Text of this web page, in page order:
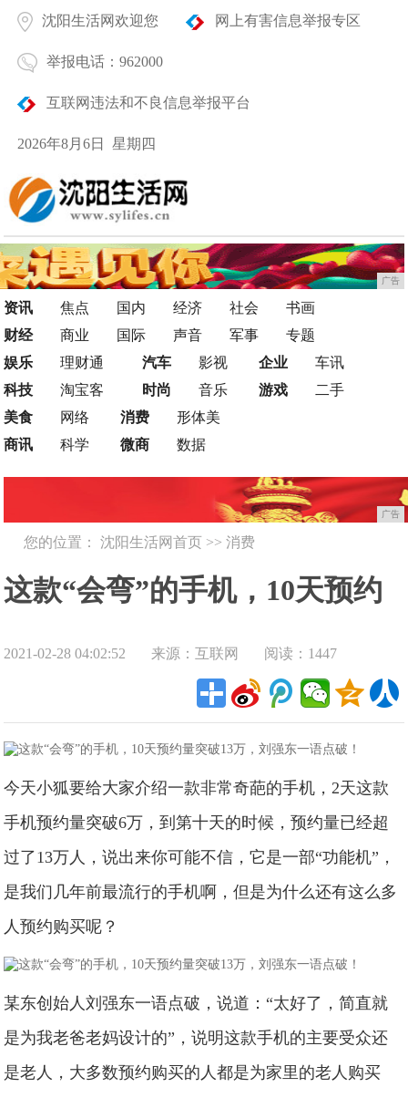
沈阳生活网欢迎您 网上有害信息举报专区
举报电话：962000
互联网违法和不良信息举报平台
2026年8月6日 星期四
广告
资讯 焦点 国内 经济 社会
书画
财经
商业 国际 声音 军事
专题
娱乐
理财通
科技
淘宝客
汽车
影视
时尚
音乐
企业
车讯
游戏
二手
美食
网络
商讯
科学
消费
形体美
微商
数据
广告
您的位置：沈阳生活网首页 >>消费
这款“会弯”的手机，10天预约
量突破13万，刘强东一语点
破！!
2021-02-28 04:02:52 来源：互联网 阅读：1447
今天小狐要给大家介绍一款非常奇葩的手机，2天这款
手机预约量突破6万，到第十天的时候，预约量已经超
过了13万人，说出来你可能不信，它是一部“功能机”，
是我们几年前最流行的手机啊，但是为什么还有这么多
人预约购买呢？
某东创始人刘强东一语点破，说道：“太好了，简直就
是为我老爸老妈设计的”，说明这款手机的主要受众还
是老人，大多数预约购买的人都是为家里的老人购买